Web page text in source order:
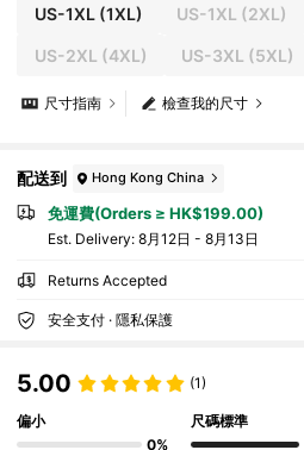
US-1XL(1XL) US-1XL (2XL)
US-2XL (4XL) US-3XL (5XL)
檢查我的尺寸
尺寸指南
配送到 Hong Kong China
免運費(Orders ≥ HK$199.00)
​Est. Delivery: 8月12日 - 8月13日
Returns Accepted
安全支付 · 隱私保護
5.00 (1)
偏小
0%
尺碼標準